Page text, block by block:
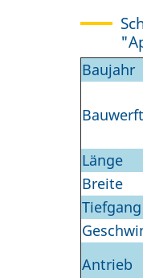
Baujahr
Bauwerft
Länge
Breite
Tiefgang
Antrieb